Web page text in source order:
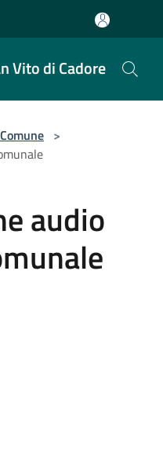
Vito di Cadore
Comune >
audio